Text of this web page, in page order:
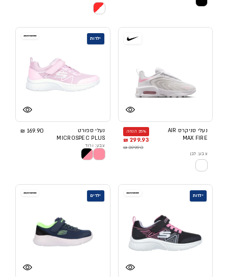
נעלי סניקרס AIR
MAX FIRE
25% הנחה
299.93 ₪
399.90 ₪
צבע: לבן
ילדות
נעלי ספורט
MICROSPEC PLUS
169.90 ₪
צבע: ורוד
ילדות ילדים